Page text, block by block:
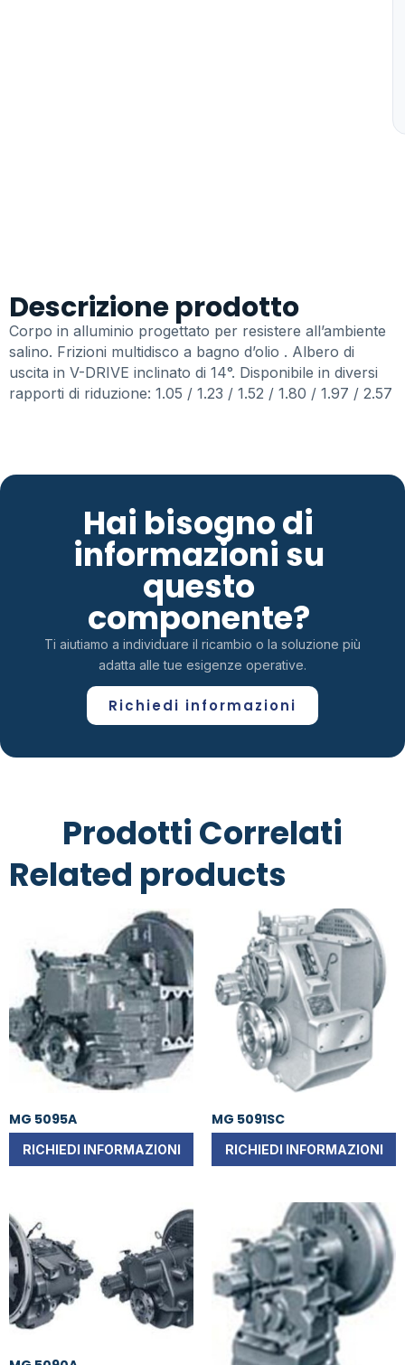
Descrizione prodotto
Corpo in alluminio progettato per resistere all’ambiente
salino. Frizioni multidisco a bagno d’olio . Albero di
uscita in V-DRIVE inclinato di 14°. Disponibile in diversi
rapporti di riduzione: 1.05 / 1.23 / 1.52 / 1.80 / 1.97 / 2.57
Hai bisogno di
informazioni su
questo
componente?
Ti aiutiamo a individuare il ricambio o la soluzione più
adatta alle tue esigenze operative.
Richiedi informazioni
Prodotti Correlati
Related products
MG 5095A
RICHIEDI INFORMAZIONI
MG 5091SC
RICHIEDI INFORMAZIONI